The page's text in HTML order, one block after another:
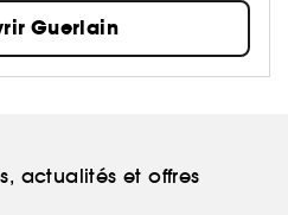
Guerlain
actualités et offres